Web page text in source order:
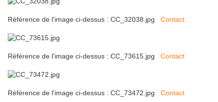
Référence de l'image ci-dessus : CC_32038.jpg Contact
Référence de l'image ci-dessus : CC_73615.jpg Contact
Référence de l'image ci-dessus : CC_73472.jpg Contact